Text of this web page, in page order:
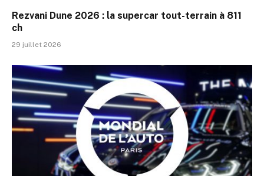
Rezvani Dune 2026 : la supercar tout-terrain à 811
ch
29 juillet 2026